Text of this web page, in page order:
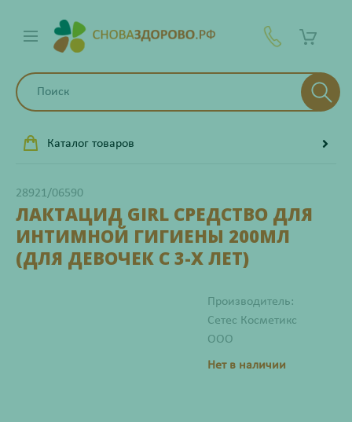
Каталог товаров
28921/06590
ЛАКТАЦИД GIRL СРЕДСТВО ДЛЯ
ИНТИМНОЙ ГИГИЕНЫ 200МЛ
(ДЛЯ ДЕВОЧЕК С 3-Х ЛЕТ)
Производитель:
Сетес Косметикс
ООО
Нет в наличии